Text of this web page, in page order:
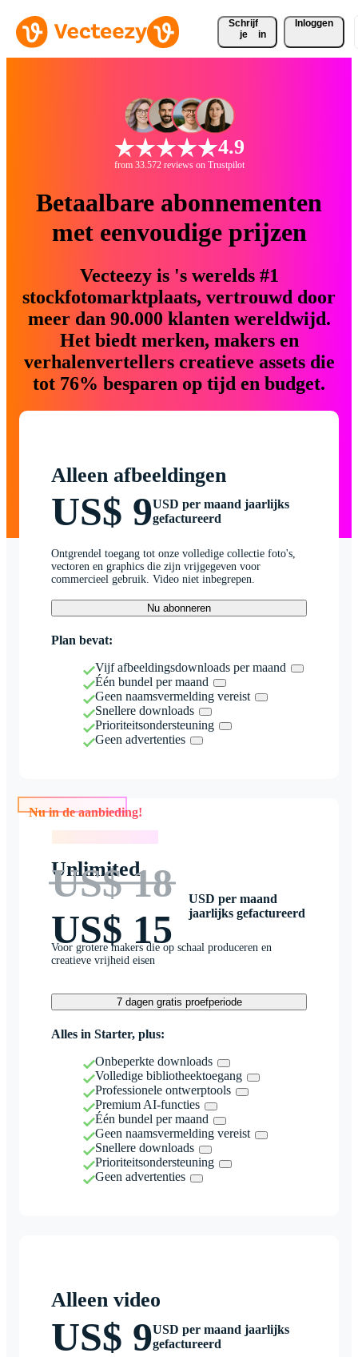
Schrijf
je
in
Inloggen
4.9
from 33.572 reviews on Trustpilot
Betaalbare abonnementen
met eenvoudige prijzen
Vecteezy is 's werelds #1
stockfotomarktplaats, vertrouwd door
meer dan 90.000 klanten wereldwijd.
Het biedt merken, makers en
verhalenvertellers creatieve assets die
tot 76% besparen op tijd en budget.
Alleen afbeeldingen
US$ 9USD per maand jaarlijks
gefactureerd
Ontgrendel toegang tot onze volledige collectie foto's,
vectoren en graphics die zijn vrijgegeven voor
commercieel gebruik. Video niet inbegrepen.
Nu abonneren
Plan bevat:
Vijf afbeeldingsdownloads per maand
Één bundel per maand
Geen naamsvermelding vereist
Snellere downloads
Prioriteitsondersteuning
Geen advertenties
Nu in de aanbieding!
Unlimited
US$ 18
US$ 15
USD per maand
jaarlijks gefactureerd
Voor grotere makers die op schaal produceren en
creatieve vrijheid eisen
7 dagen gratis proefperiode
Alles in Starter, plus:
Onbeperkte downloads
Volledige bibliotheektoegang
Professionele ontwerptools
Premium AI-functies
Één bundel per maand
Geen naamsvermelding vereist
Snellere downloads
Prioriteitsondersteuning
Geen advertenties
Alleen video
US$ 9USD per maand jaarlijks
gefactureerd